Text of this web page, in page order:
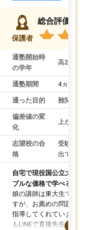
保護者
総合評価
通塾開始時
の学年
高2
通塾期間 4ヵ月～1
通った目的 難関私立
偏差値の変
化
上がった
志望校の合
格
受験して
出ていな
自宅で現役国公立大学生
ブルな価格で学べる
娘の講師は東大生では無
すが、お薦めの問題集や
指導してくれています。
もLINEで直接先生に質問